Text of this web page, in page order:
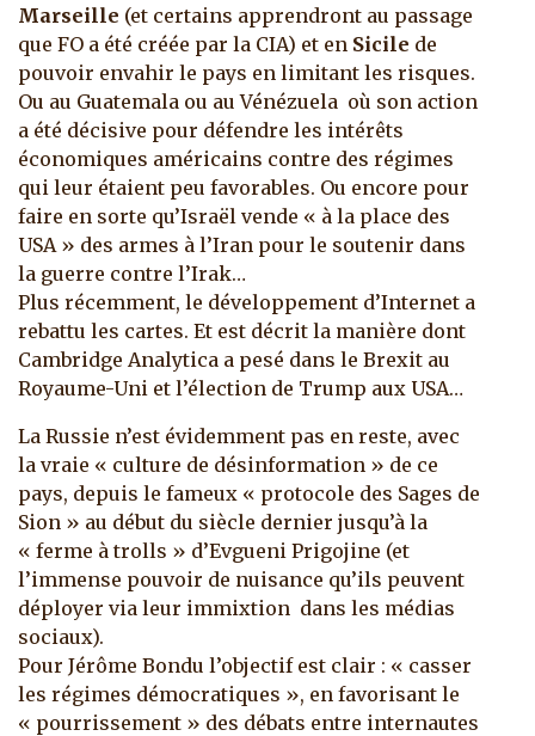
Marseille (et certains apprendront au passage
que FO a été créée par la CIA) et en Sicile de
pouvoir envahir le pays en limitant les risques.
Ou au Guatemala ou au Vénézuela où son action
a été décisive pour défendre les intérêts
économiques américains contre des régimes
qui leur étaient peu favorables. Ou encore pour
faire en sorte qu’Israël vende « à la place des
USA » des armes à l’Iran pour le soutenir dans
la guerre contre l’Irak…
Plus récemment, le développement d’Internet a
rebattu les cartes. Et est décrit la manière dont
Cambridge Analytica a pesé dans le Brexit au
Royaume-Uni et l’élection de Trump aux USA…
La Russie n’est évidemment pas en reste, avec
la vraie « culture de désinformation » de ce
pays, depuis le fameux « protocole des Sages de
Sion » au début du siècle dernier jusqu’à la
« ferme à trolls » d’Evgueni Prigojine (et
l’immense pouvoir de nuisance qu’ils peuvent
déployer via leur immixtion dans les médias
sociaux).
Pour Jérôme Bondu l’objectif est clair : « casser
les régimes démocratiques », en favorisant le
« pourrissement » des débats entre internautes